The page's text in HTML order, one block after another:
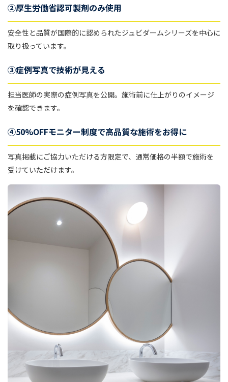
②厚生労働省認可製剤のみ使用
安全性と品質が国際的に認められたジュビダームシリーズを中心に
取り扱っています。
③症例写真で技術が見える
担当医師の実際の症例写真を公開。施術前に仕上がりのイメージ
を確認できます。
④50%OFFモニター制度で高品質な施術をお得に
写真掲載にご協力いただける方限定で、通常価格の半額で施術を
受けていただけます。